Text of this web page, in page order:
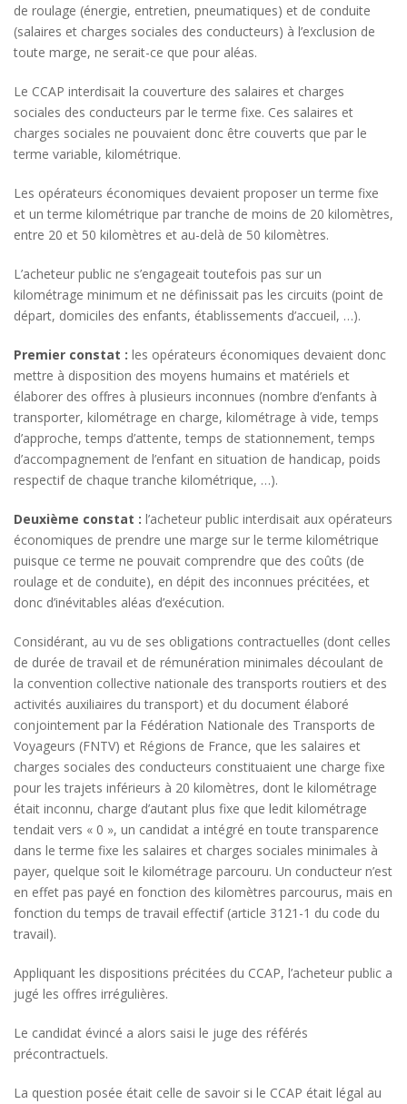
de roulage (énergie, entretien, pneumatiques) et de conduite
(salaires et charges sociales des conducteurs) à l’exclusion de
toute marge, ne serait-ce que pour aléas.
Le CCAP interdisait la couverture des salaires et charges
sociales des conducteurs par le terme fixe. Ces salaires et
charges sociales ne pouvaient donc être couverts que par le
terme variable, kilométrique.
Les opérateurs économiques devaient proposer un terme fixe
et un terme kilométrique par tranche de moins de 20 kilomètres,
entre 20 et 50 kilomètres et au-delà de 50 kilomètres.
L’acheteur public ne s’engageait toutefois pas sur un
kilométrage minimum et ne définissait pas les circuits (point de
départ, domiciles des enfants, établissements d’accueil, …).
Premier constat : les opérateurs économiques devaient donc
mettre à disposition des moyens humains et matériels et
élaborer des offres à plusieurs inconnues (nombre d’enfants à
transporter, kilométrage en charge, kilométrage à vide, temps
d’approche, temps d’attente, temps de stationnement, temps
d’accompagnement de l’enfant en situation de handicap, poids
respectif de chaque tranche kilométrique, …).
Deuxième constat : l’acheteur public interdisait aux opérateurs
économiques de prendre une marge sur le terme kilométrique
puisque ce terme ne pouvait comprendre que des coûts (de
roulage et de conduite), en dépit des inconnues précitées, et
donc d’inévitables aléas d’exécution.
Considérant, au vu de ses obligations contractuelles (dont celles
de durée de travail et de rémunération minimales découlant de
la convention collective nationale des transports routiers et des
activités auxiliaires du transport) et du document élaboré
conjointement par la Fédération Nationale des Transports de
Voyageurs (FNTV) et Régions de France, que les salaires et
charges sociales des conducteurs constituaient une charge fixe
pour les trajets inférieurs à 20 kilomètres, dont le kilométrage
était inconnu, charge d’autant plus fixe que ledit kilométrage
tendait vers « 0 », un candidat a intégré en toute transparence
dans le terme fixe les salaires et charges sociales minimales à
payer, quelque soit le kilométrage parcouru. Un conducteur n’est
en effet pas payé en fonction des kilomètres parcourus, mais en
fonction du temps de travail effectif (article 3121-1 du code du
travail).
Appliquant les dispositions précitées du CCAP, l’acheteur public a
jugé les offres irrégulières.
Le candidat évincé a alors saisi le juge des référés
précontractuels.
La question posée était celle de savoir si le CCAP était légal au